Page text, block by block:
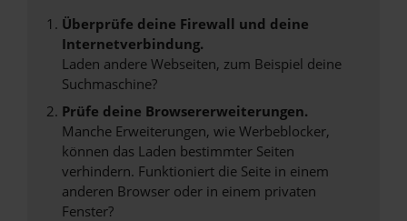
Überprüfe deine Firewall und deine
Internetverbindung.
Laden andere Webseiten, zum Beispiel deine
Suchmaschine?
Prüfe deine Browsererweiterungen.
Manche Erweiterungen, wie Werbeblocker,
können das Laden bestimmter Seiten
verhindern. Funktioniert die Seite in einem
anderen Browser oder in einem privaten
Fenster?